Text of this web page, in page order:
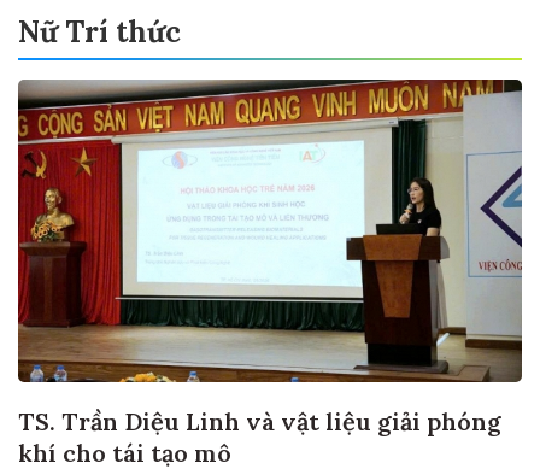
Nữ Trí thức
TS. Trần Diệu Linh và vật liệu giải phóng
khí cho tái tạo mô